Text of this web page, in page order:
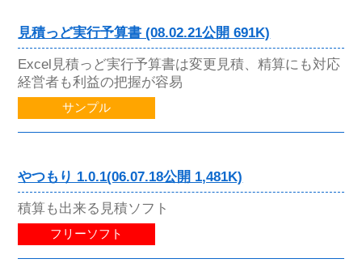
見積っど実行予算書 (08.02.21公開 691K)
Excel見積っど実行予算書は変更見積、精算にも対応
経営者も利益の把握が容易
サンプル
やつもり 1.0.1(06.07.18公開 1,481K)
積算も出来る見積ソフト
フリーソフト